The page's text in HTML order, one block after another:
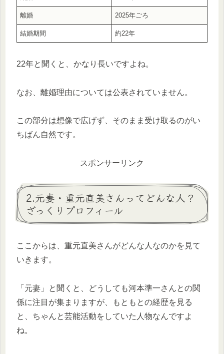
離婚 2025年ごろ
結婚期間 約22年
22年と聞くと、かなり長いですよね。
なお、離婚理由については公表されていません。
この部分は想像で広げず、そのまま受け取るのがい
ちばん自然です。
スポンサーリンク
2.元妻・重元直美さんってどんな人？
ざっくりプロフィール
ここからは、重元直美さんがどんな人なのかを見て
いきます。
「元妻」と聞くと、どうしても河本準一さんとの関
係に注目が集まりますが、もともとの経歴を見る
と、ちゃんと芸能活動をしていた人物なんですよ
ね。